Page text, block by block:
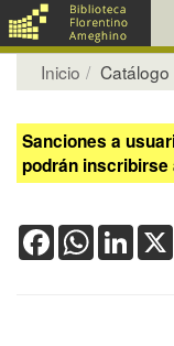
Inicio Catálogo
Sanciones a
podrán inscribirse
FacebookWhatsApp